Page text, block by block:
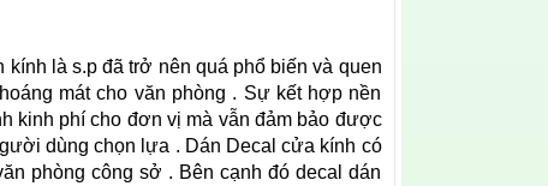
là s.p đã trở nên quá phổ biến và quen
mát cho văn phòng . Sự kết hợp nền
kinh phí cho đơn vị mà vẫn đảm bảo được
dùng chọn lựa . Dán Decal cửa kính có
phòng công sở . Bên cạnh đó decal dán